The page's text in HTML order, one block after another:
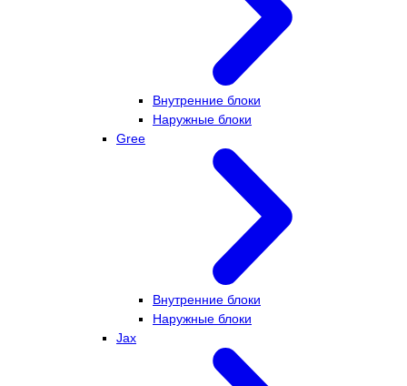
Внутренние блоки
Наружные блоки
Gree
Внутренние блоки
Наружные блоки
Jax